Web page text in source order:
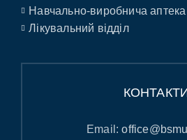
Навчально-виробнича аптека
Лікувальний відділ
Email: